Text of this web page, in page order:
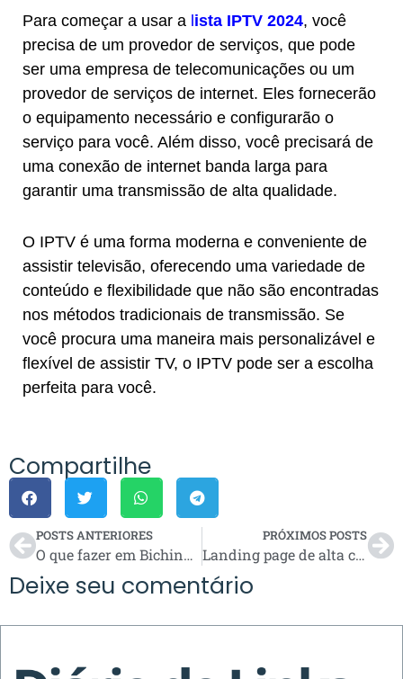
Para começar a usar a ista IPTV 2024, você
precisa de um provedor de serviços, que pode
ser uma empresa de telecomunicações ou um
provedor de serviços de internet. Eles fornecerão
o equipamento necessário e configurarão o
serviço para você. Além disso, você precisará de
uma conexão de internet banda larga para
garantir uma transmissão de alta qualidade.
O IPTV é uma forma moderna e conveniente de
assistir televisão, oferecendo uma variedade de
conteúdo e flexibilidade que não são encontradas
nos métodos tradicionais de transmissão. Se
você procura uma maneira mais personalizável e
flexível de assistir TV, o IPTV pode ser a escolha
perfeita para você.
Compartilhe
POSTS ANTERIORES
O que fazer em Bichinho com crianças?
PRÓXIMOS POSTS
Landing page de alta conversão: o que é e como funciona?
Deixe seu comentário